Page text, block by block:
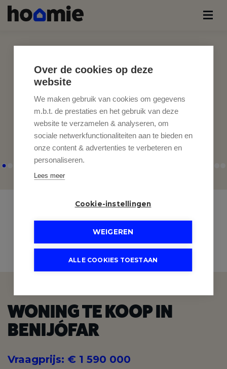
4
SLAAPKAMERS
WONING TE KOOP IN
BENIJÓFAR
Vraagprijs: € 1 590 000
Over de cookies op deze
website
We maken gebruik van cookies om gegevens
m.b.t. de prestaties en het gebruik van deze
website te verzamelen & analyseren, om
sociale netwerkfunctionaliteiten aan te bieden en
onze content & advertenties te verbeteren en
personaliseren.
Lees meer
Cookie-instellingen
WEIGEREN
ALLE COOKIES TOESTAAN